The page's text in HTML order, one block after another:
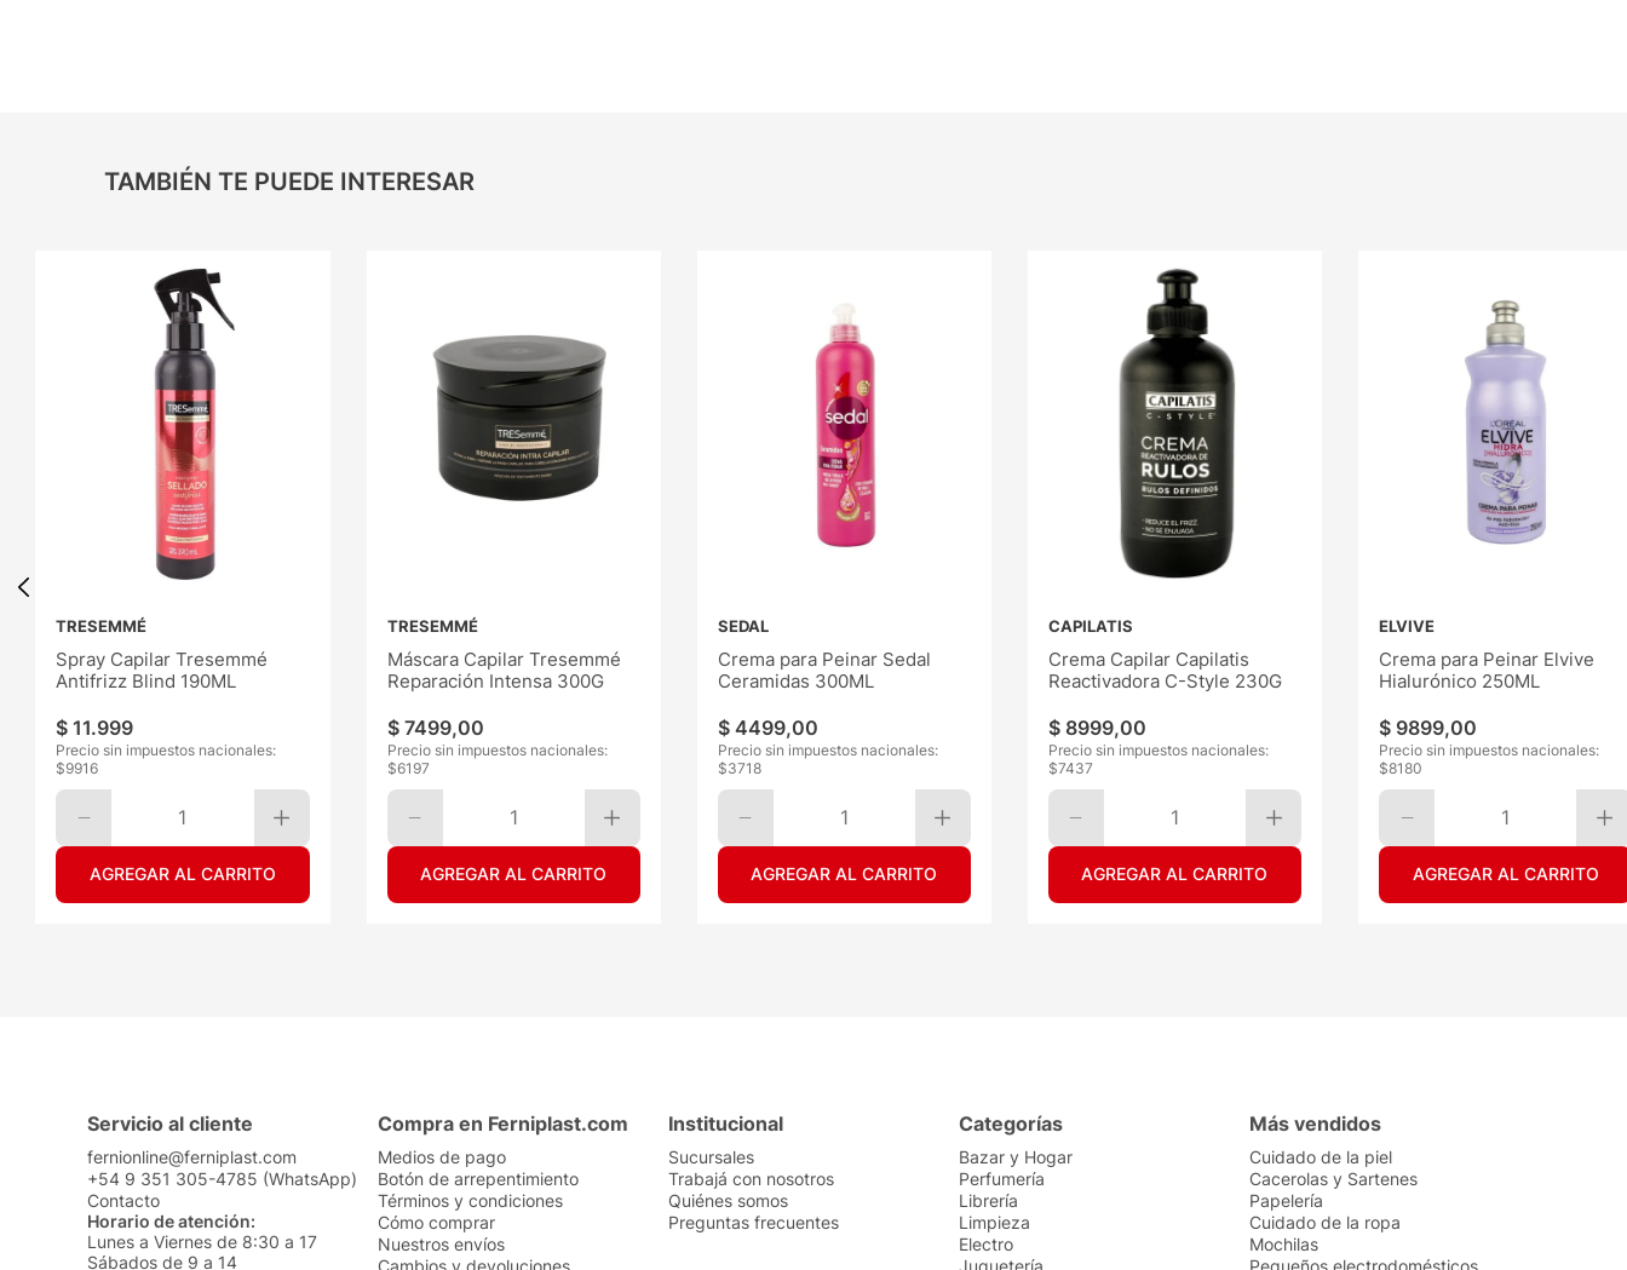
TAMBIÉN TE PUEDE INTERESAR
TRESEMMÉ
Spray Capilar Tresemmé
Antifrizz Blind 190ML
$ 11.999
Precio sin impuestos nacionales:
$9916
1
AGREGAR AL CARRITO
TRESEMMÉ
Máscara Capilar Tresemmé
Reparación Intensa 300G
$ 7499,00
Precio sin impuestos nacionales:
$6197
1
AGREGAR AL CARRITO
SEDAL
Crema para Peinar Sedal
Ceramidas 300ML
$ 4499,00
Precio sin impuestos nacionales:
$3718
1
AGREGAR AL CARRITO
CAPILATIS
Crema Capilar Capilatis
Reactivadora C-Style 230G
$ 8999,00
Precio sin impuestos nacionales:
$7437
1
AGREGAR AL CARRITO
ELVIVE
Crema para Peinar Elvive
Hialurónico 250ML
$ 9899,00
Precio sin impuestos nacionales:
$8180
1
AGREGAR AL CARRITO
Servicio al cliente
fernionline@ferniplast.com
+54 9 351 305-4785 (WhatsApp)
Contacto
Horario de atención:
Lunes a Viernes de 8:30 a 17
Sábados de 9 a 14
Compra en Ferniplast.com
Medios de pago
Botón de arrepentimiento
Términos y condiciones
Cómo comprar
Nuestros envíos
Cambios y devoluciones
Institucional
Sucursales
Trabajá con nosotros
Quiénes somos
Preguntas frecuentes
Categorías
Bazar y Hogar
Perfumería
Librería
Limpieza
Electro
Juguetería
Más vendidos
Cuidado de la piel
Cacerolas y Sartenes
Papelería
Cuidado de la ropa
Mochilas
Pequeños electrodomésticos